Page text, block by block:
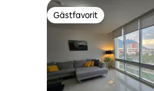
Gästfavorit
Gästfavorit